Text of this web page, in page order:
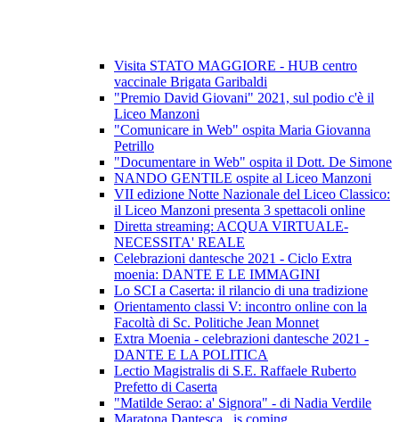
Visita STATO MAGGIORE - HUB centro
vaccinale Brigata Garibaldi
"Premio David Giovani" 2021, sul podio c'è il
Liceo Manzoni
"Comunicare in Web" ospita Maria Giovanna
Petrillo
"Documentare in Web" ospita il Dott. De Simone
NANDO GENTILE ospite al Liceo Manzoni
VII edizione Notte Nazionale del Liceo Classico:
il Liceo Manzoni presenta 3 spettacoli online
Diretta streaming: ACQUA VIRTUALE-
NECESSITA' REALE
Celebrazioni dantesche 2021 - Ciclo Extra
moenia: DANTE E LE IMMAGINI
Lo SCI a Caserta: il rilancio di una tradizione
Orientamento classi V: incontro online con la
Facoltà di Sc. Politiche Jean Monnet
Extra Moenia - celebrazioni dantesche 2021 -
DANTE E LA POLITICA
Lectio Magistralis di S.E. Raffaele Ruberto
Prefetto di Caserta
"Matilde Serao: a' Signora" - di Nadia Verdile